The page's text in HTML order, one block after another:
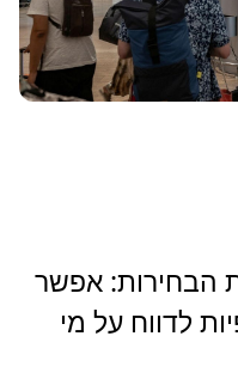
הבחירות: אפשר
לדווח על מי